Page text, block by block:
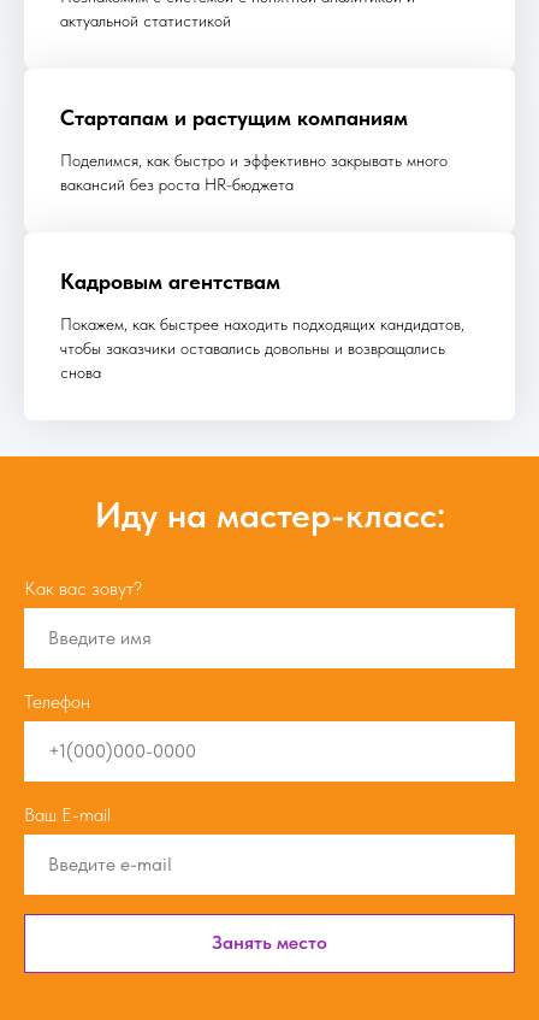
актуальной статистикой
Стартапам и растущим компаниям
Поделимся, как быстро и эффективно закрывать много
вакансий без роста HR-бюджета
Кадровым агентствам
Покажем, как быстрее находить подходящих кандидатов,
чтобы заказчики оставались довольны и возвращались
снова
Иду на мастер-класс:
Как вас зовут?
Телефон
Ваш E-mail
Занять место